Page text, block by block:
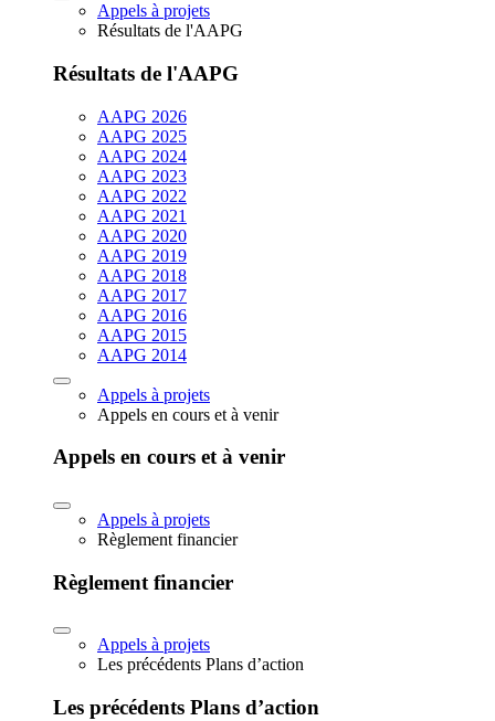
Appels à projets
Résultats de l'AAPG
Résultats de l'AAPG
AAPG 2026
AAPG 2025
AAPG 2024
AAPG 2023
AAPG 2022
AAPG 2021
AAPG 2020
AAPG 2019
AAPG 2018
AAPG 2017
AAPG 2016
AAPG 2015
AAPG 2014
Appels à projets
Appels en cours et à venir
Appels en cours et à venir
Appels à projets
Règlement financier
Règlement financier
Appels à projets
Les précédents Plans d’action
Les précédents Plans d’action